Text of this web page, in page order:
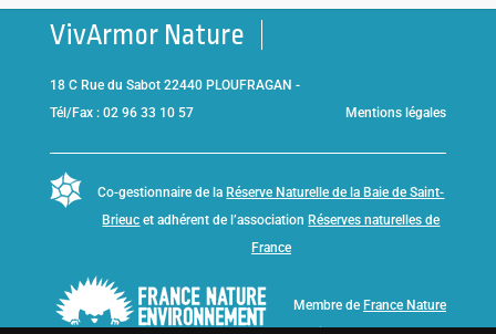
VivArmor Nature
18 C Rue du Sabot 22440 PLOUFRAGAN -
Tél/Fax : 02 96 33 10 57
Mentions légales
Co-gestionnaire de la Réserve Naturelle de la Baie de Saint-
Brieuc et adhérent de l’association Réserves naturelles de
France
Membre de France Nature